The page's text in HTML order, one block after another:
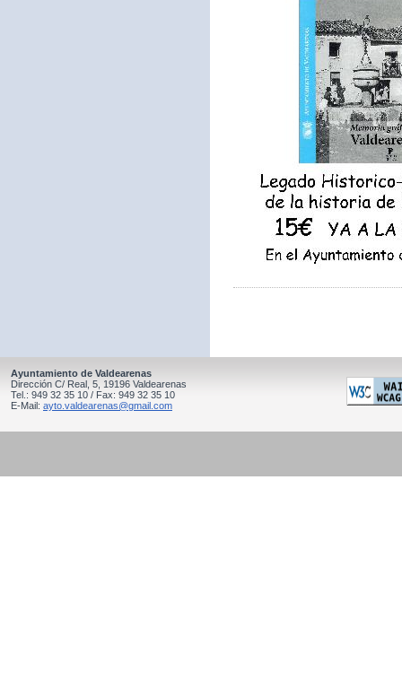
Ayuntamiento de Valdearenas
Dirección C/ Real, 5, 19196 Valdearenas
Tel.: 949 32 35 10 / Fax: 949 32 35 10
E-Mail: ayto.valdearenas@gmail.com